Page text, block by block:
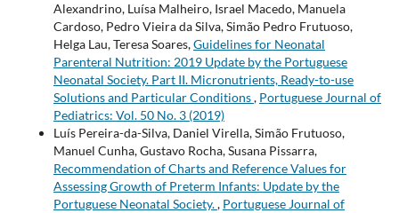
Alexandrino, Luísa Malheiro, Israel Macedo, Manuela
Cardoso, Pedro Vieira da Silva, Simão Pedro Frutuoso,
Helga Lau, Teresa Soares,Guidelines for Neonatal
Parenteral Nutrition: 2019 Update by the Portuguese
Neonatal Society. Part II. Micronutrients, Ready-to-use
Solutions and Particular Conditions, Portuguese Journal of
Pediatrics: Vol. 50 No. 3 (2019)
Luís Pereira-da-Silva, Daniel Virella, Simão Frutuoso,
Manuel Cunha, Gustavo Rocha, Susana Pissarra,
Recommendation of Charts and Reference Values for
Assessing Growth of Preterm Infants: Update by the
Portuguese Neonatal Society., Portuguese Journal of